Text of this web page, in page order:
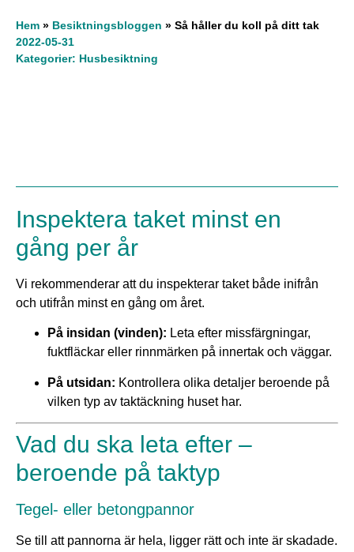
Hem » Besiktningsbloggen » Så håller du koll på ditt tak
2022-05-31
Kategorier: Husbesiktning
Inspektera taket minst en
gång per år
Vi rekommenderar att du inspekterar taket både inifrån
och utifrån minst en gång om året.
På insidan (vinden): Leta efter missfärgningar,
fuktfläckar eller rinnmärken på innertak och väggar.
På utsidan: Kontrollera olika detaljer beroende på
vilken typ av taktäckning huset har.
Vad du ska leta efter –
beroende på taktyp
Tegel- eller betongpannor
Se till att pannorna är hela, ligger rätt och inte är skadade.